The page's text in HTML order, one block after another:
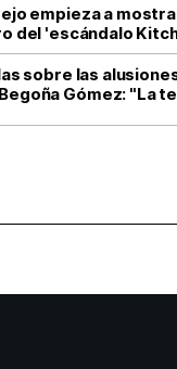
empieza a
del 'escándalo
sobre las
Gómez: "La